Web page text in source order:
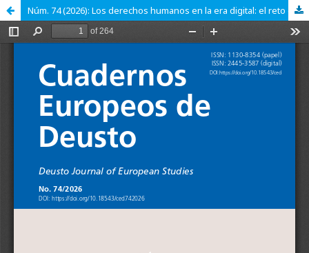
Núm. 74 (2026): Los derechos humanos en la era digital: el reto europeo